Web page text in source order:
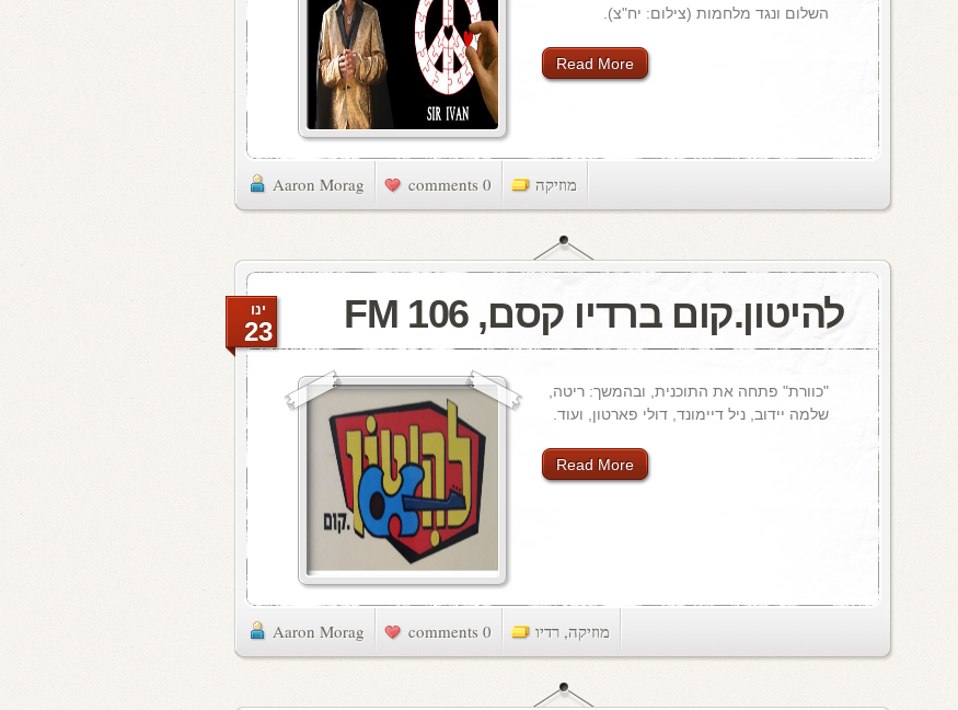
השלום ונגד מלחמות (צילום: יח"צ).
Read More
Aaron Morag 0 comments מוזיקה
להיטון.קום ברדיו קסם, 106 FM ינו
23
"כוורת" פתחה את התוכנית, ובהמשך: ריטה,
שלמה יידוב, ניל דיימונד, דולי פארטון, ועוד.
Read More
Aaron Morag 0 comments מוזיקה, רדיו